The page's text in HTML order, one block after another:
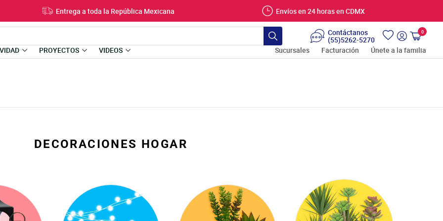
Entrega a toda la República Mexicana Envíos en 24 horas en CDMX
Buscar
Contáctanos
(55)5262-5270 Ingresar
Carrito
0
PROYECTOS VIDEOS Sucursales Facturación Únete a la familia
DECORACIONES HOGAR